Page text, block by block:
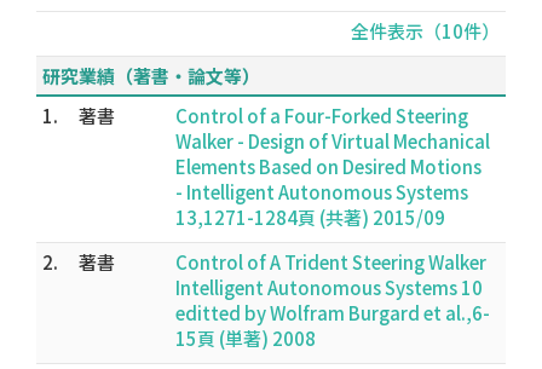
全件表示（10件）
研究業績（著書・論文等）
1.
著書
Control of a Four-Forked Steering
Walker - Design of Virtual Mechanical
Elements Based on Desired Motions
- Intelligent Autonomous Systems
13,1271-1284頁 (共著) 2015/09
2.
著書
Control of A Trident Steering Walker
Intelligent Autonomous Systems 10
editted by Wolfram Burgard et al.,6-
15頁 (単著) 2008